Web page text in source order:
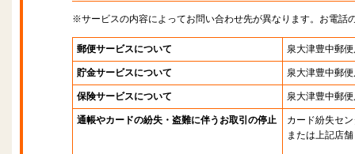
※サービスの内容によってお問い合わせ先が異なります。お電話
郵便サービスについて 泉大津豊中郵
貯金サービスについて 泉大津豊中郵
保険サービスについて 泉大津豊中郵
通帳やカードの紛失・盗難に伴うお取引の停止
カード紛失セ
または上記店舗